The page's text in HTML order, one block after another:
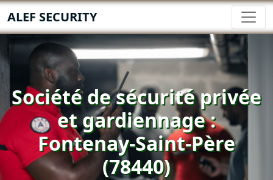
ALEF SECURITY
Société de sécurité privée
et gardiennage :
Fontenay-Saint-Père
(78440)